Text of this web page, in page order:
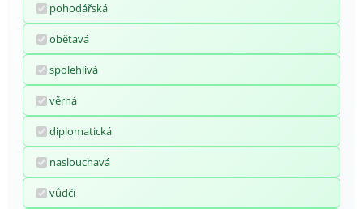
pohodářská
obětavá
spolehlivá
věrná
diplomatická
naslouchavá
vůdčí